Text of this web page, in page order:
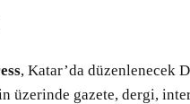
, Katar’da düzenlenecek
üzerinde gazete, dergi,